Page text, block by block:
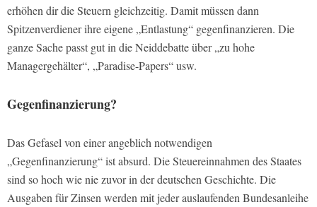
erhöhen dir die Steuern gleichzeitig. Damit müssen dann
Spitzenverdiener ihre eigene „Entlastung“ gegenfinanzieren. Die
ganze Sache passt gut in die Neiddebatte über „zu hohe
Managergehälter“, „Paradise-Papers“ usw.
Gegenfinanzierung?
Das Gefasel von einer angeblich notwendigen
„Gegenfinanzierung“ ist absurd. Die Steuereinnahmen des Staates
sind so hoch wie nie zuvor in der deutschen Geschichte. Die
Ausgaben für Zinsen werden mit jeder auslaufenden Bundesanleihe